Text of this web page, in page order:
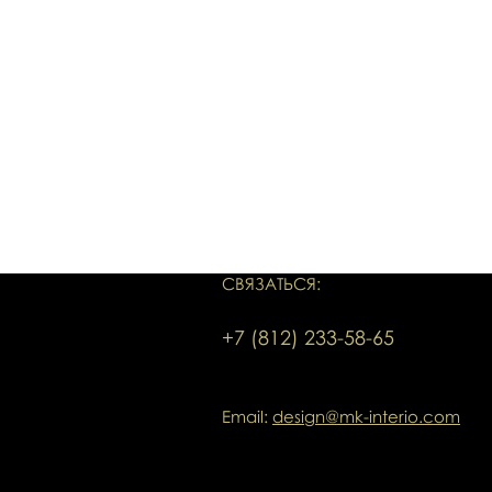
СВЯЗАТЬСЯ:
+7 (812) 233-58-65
Email: design@mk-interio.com